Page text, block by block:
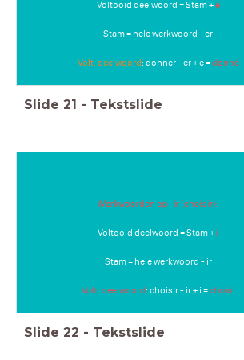
Voltooid deelwoord = Stam +é
Stam = hele werkwoord - er
Volt. deelwoord: donner - er + é =donné
Slide 21 - Tekstslide
Werkwoorden op -ir (choisir):
Voltooid deelwoord = Stam + i
Stam = hele werkwoord - ir
Volt. deelwoord: choisir - ir + i =choisi
Slide 22 - Tekstslide